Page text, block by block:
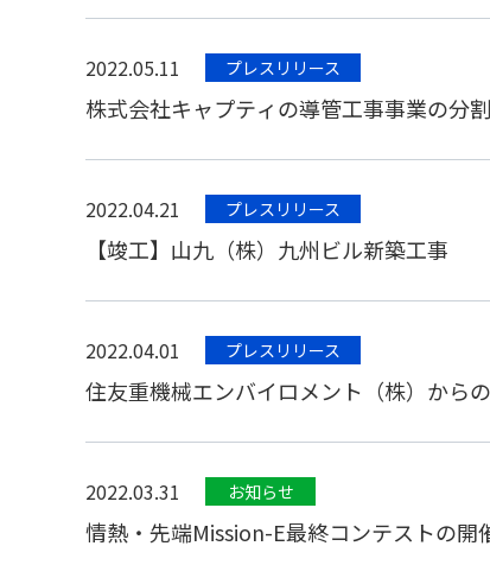
2022.05.11 プレスリリース
株式会社キャプティの導管工事事業の分
2022.04.21 プレスリリース
【竣工】山九（株）九州ビル新築工事
2022.04.01 プレスリリース
住友重機械エンバイロメント（株）から
2022.03.31 お知らせ
情熱・先端Mission-E最終コンテストの開